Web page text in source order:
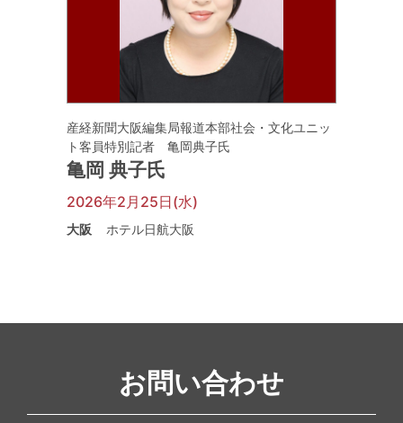
産経新聞大阪編集局報道本部社会・文化ユニッ
ト客員特別記者 亀岡典子氏
亀岡 典子氏
2026年2月25日(水)
大阪 ホテル日航大阪
お問い合わせ